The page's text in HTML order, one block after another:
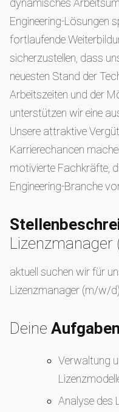
dynamisches
Engineering-Lösungen
fortlaufende
sicherzustellen, dass
neuesten Stand der
Arbeitszeiten und der
unterstützen wir eine
Unsere attraktive
Karrierechancen
motivierte Fachkräfte,
Engineering-Branche
aktuell suchen wir für
Lizenzmanager (m/w/d)
Deine Aufgaben
Verwaltung
Analyse des